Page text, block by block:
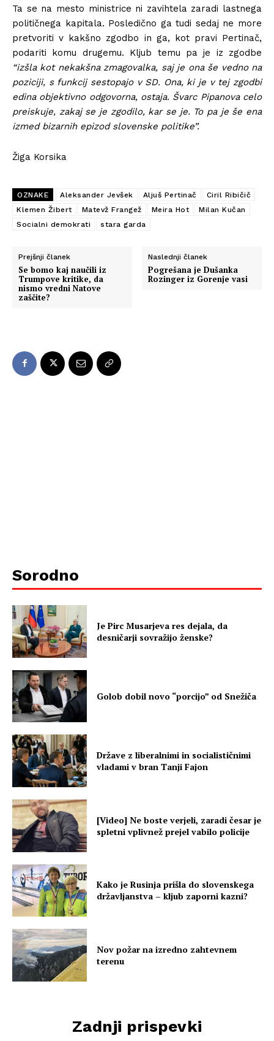
Ta se na mesto ministrice ni zavihtela zaradi lastnega
političnega kapitala. Posledično ga tudi sedaj ne more
pretvoriti v kakšno zgodbo in ga, kot pravi Pertinač,
podariti komu drugemu. Kljub temu pa je iz zgodbe
“izšla kot nekakšna zmagovalka, saj je ona še vedno na
poziciji, s funkcij sestopajo v SD. Ona, ki je v tej zgodbi
edina objektivno odgovorna, ostaja. Švarc Pipanova celo
preiskuje, zakaj se je zgodilo, kar se je. To pa je še ena
izmed bizarnih epizod slovenske politike”.
Žiga Korsika
OZNAKE Aleksander Jevšek Aljuš Pertinač
Ciril Ribičič
Klemen Žibert
Matevž Frangež Meira Hot
Milan Kučan
Socialni demokrati
stara garda
Prejšnji članek
Se bomo kaj naučili iz
Trumpove kritike, da
nismo vredni Natove
zaščite?
Naslednji članek
Pogrešana je Dušanka
Rozinger iz Gorenje vasi
Sorodno
Je Pirc Musarjeva res dejala, da
desničarji sovražijo ženske?
Golob dobil novo “porcijo” od Snežiča
Države z liberalnimi in socialističnimi
vladami v bran Tanji Fajon
[Video] Ne boste verjeli, zaradi česar je
spletni vplivnež prejel vabilo policije
Kako je Rusinja prišla do slovenskega
državljanstva – kljub zaporni kazni?
Nov požar na izredno zahtevnem
terenu
Zadnji prispevki